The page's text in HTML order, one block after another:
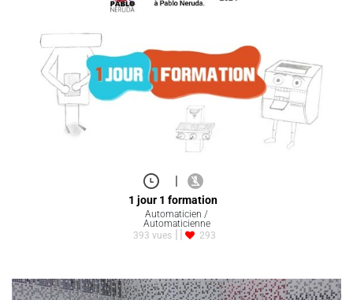
|
1 jour 1 formation
Automaticien /
Automaticienne
393 vues
293